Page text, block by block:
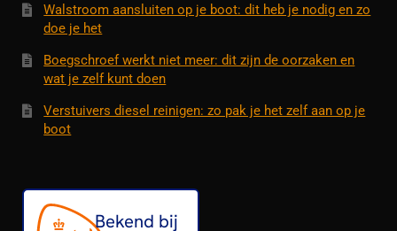
Walstroom aansluiten op je boot: dit heb je nodig en zo
doe je het
Boegschroef werkt niet meer: dit zijn de oorzaken en
wat je zelf kunt doen
Verstuivers diesel reinigen: zo pak je het zelf aan op je
boot